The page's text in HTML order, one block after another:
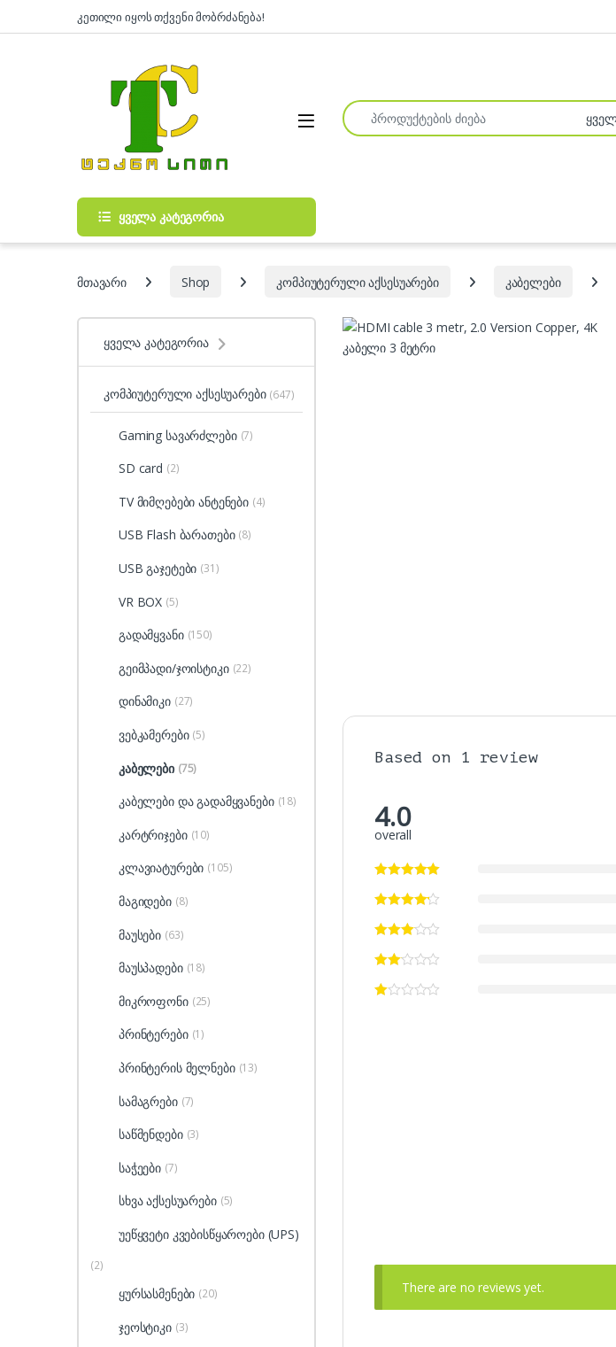
კეთილი იყოს თქვენი მობრძანება!
Open
Search for:
ყველა კატეგორია
მთავარი Shop კომპიუტერული აქსესუარები კაბელები
Based on 1 review
4.0
overall
There are no reviews yet.
ყველა კატეგორია
კომპიუტერული აქსესუარები (647)
Gaming სავარძლები (7)
SD card (2)
TV მიმღებები ანტენები (4)
USB Flash ბარათები (8)
USB გაჯეტები (31)
VR BOX (5)
გადამყვანი (150)
გეიმპადი/ჯოისტიკი (22)
დინამიკი (27)
ვებკამერები (5)
კაბელები (75)
კაბელები და გადამყვანები (18)
კარტრიჯები (10)
კლავიატურები (105)
მაგიდები (8)
მაუსები (63)
მაუსპადები (18)
მიკროფონი (25)
პრინტერები (1)
პრინტერის მელნები (13)
სამაგრები (7)
საწმენდები (3)
საჭეები (7)
სხვა აქსესუარები (5)
უეწყვეტი კვებისწყაროები (UPS)
(2)
ყურსასმენები (20)
ჯეოსტიკი (3)